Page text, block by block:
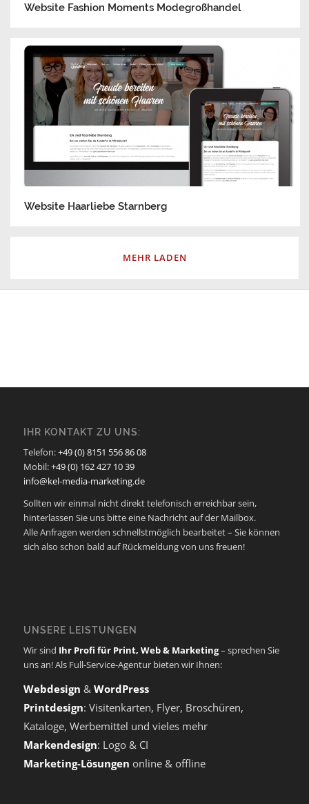
Website Fashion Moments Modegroßhandel
Website Haarliebe Starnberg
MEHR LADEN
IHR KONTAKT ZU UNS:
Telefon:+49 (0) 8151 556 86 08
Mobil:+49 (0) 162 427 10 39
info@kel-media-marketing.de
Sollten wir einmal nicht direkt telefonisch erreichbar sein,
hinterlassen Sie uns bitte eine Nachricht auf der Mailbox.
Alle Anfragen werden schnellstmöglich bearbeitet – Sie können
sich also schon bald auf Rückmeldung von uns freuen!
UNSERE LEISTUNGEN
Wir sind Ihr Profi für Print, Web & Marketing– sprechen Sie
uns an! Als Full-Service-Agentur bieten wir Ihnen:
Webdesign & WordPress
Printdesign: Visitenkarten, Flyer, Broschüren,
Kataloge, Werbemittel und vieles mehr
Markendesign: Logo & CI
Marketing-Lösungen online & offline